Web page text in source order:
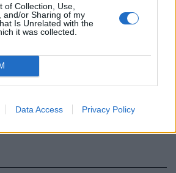
of Collection, Use,
and/or Sharing of my
Is Unrelated with the
it was collected.
Data Access Privacy Policy
PER IL DESIGN
Stradale il
de Il Gran